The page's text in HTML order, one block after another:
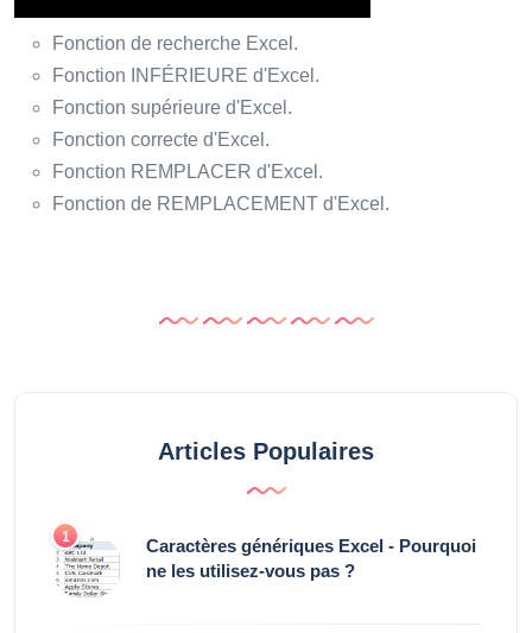
Fonction de recherche Excel.
Fonction INFÉRIEURE d'Excel.
Fonction supérieure d'Excel.
Fonction correcte d'Excel.
Fonction REMPLACER d'Excel.
Fonction de REMPLACEMENT d'Excel.
Articles Populaires
1
Caractères génériques Excel - Pourquoi
ne les utilisez-vous pas ?